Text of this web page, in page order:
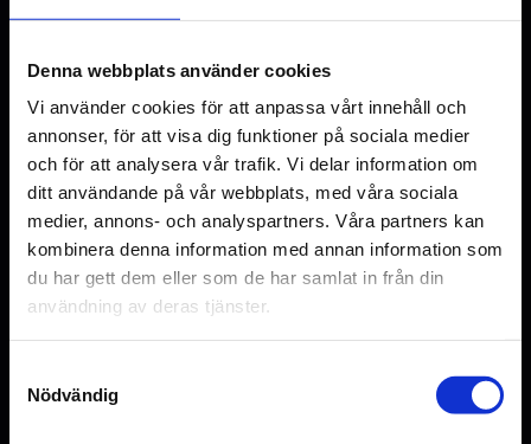
Denna webbplats använder cookies
Vi använder cookies för att anpassa vårt innehåll och
annonser, för att visa dig funktioner på sociala medier
och för att analysera vår trafik. Vi delar information om
ditt användande på vår webbplats, med våra sociala
medier, annons- och analyspartners. Våra partners kan
kombinera denna information med annan information som
du har gett dem eller som de har samlat in från din
användning av deras tjänster.
Nödvändig
Filip Berg
Aliette Opheim
David Book
Joel Spira.
Original language
SV
Genre
Drama
Distributör